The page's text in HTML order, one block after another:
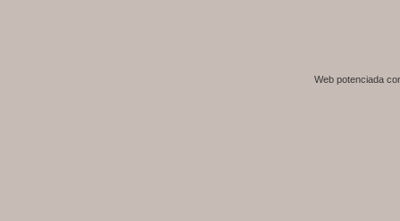
Web potenciada